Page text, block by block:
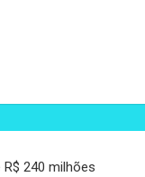
240 milhões